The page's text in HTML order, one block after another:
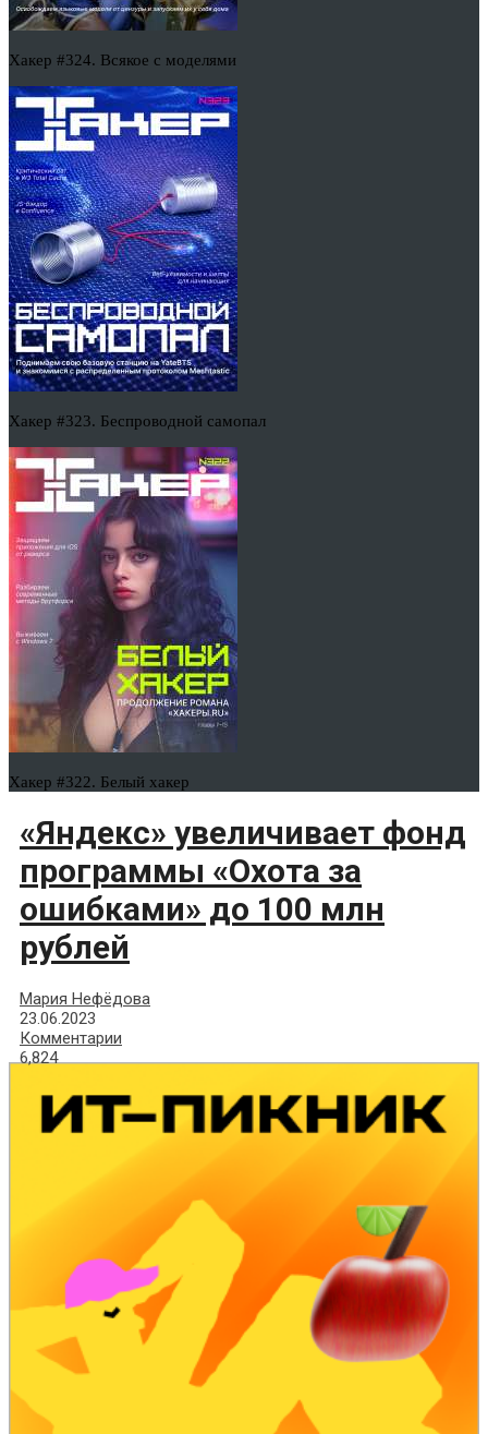
Хакер #324. Всякое с моделями
Хакер #323. Беспроводной самопал
Хакер #322. Белый хакер
«Яндекс» увеличивает фонд
программы «Охота за
ошибками» до 100 млн
рублей
Мария Нефёдова
23.06.2023
Комментарии
6,824